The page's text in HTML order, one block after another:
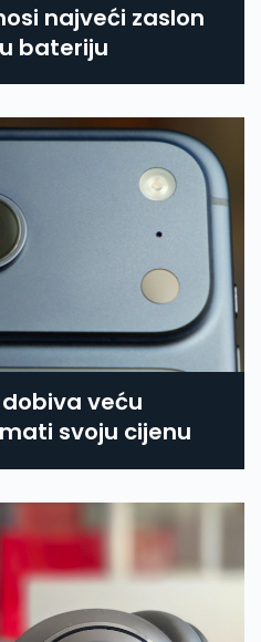
najveći zaslon
bateriju
dobiva veću
svoju cijenu